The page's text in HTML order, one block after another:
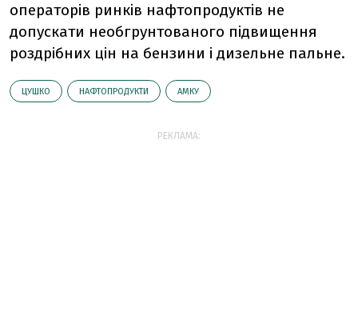
операторів ринків нафтопродуктів не
допускати необгрунтованого підвищення
роздрібних цін на бензини і дизельне пальне.
ЦУШКО НАФТОПРОДУКТИ АМКУ
РЕКЛАМА: